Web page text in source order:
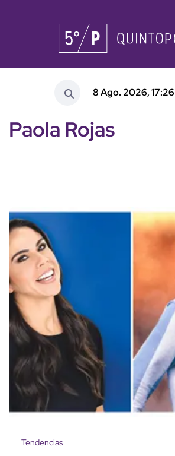
8 Ago. 2026, 17:26
Paola Rojas
Tendencias